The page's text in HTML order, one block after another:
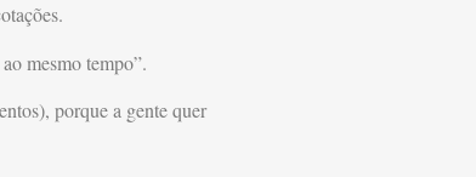
mesmo tempo”.
porque a gente quer